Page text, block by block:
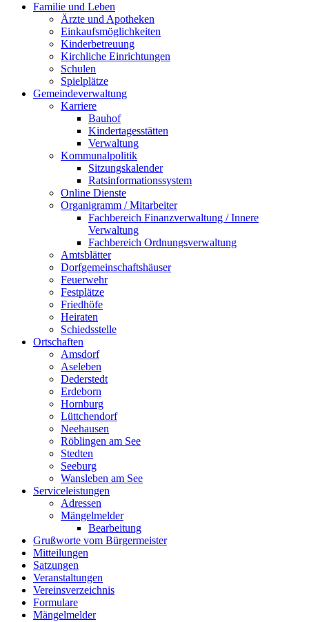
Familie und Leben
Ärzte und Apotheken
Einkaufsmöglichkeiten
Kinderbetreuung
Kirchliche Einrichtungen
Schulen
Spielplätze
Gemeindeverwaltung
Karriere
Bauhof
Kindertagesstätten
Verwaltung
Kommunalpolitik
Sitzungskalender
Ratsinformationssystem
Online Dienste
Organigramm / Mitarbeiter
Fachbereich Finanzverwaltung / Innere
Verwaltung
Fachbereich Ordnungsverwaltung
Amtsblätter
Dorfgemeinschaftshäuser
Feuerwehr
Festplätze
Friedhöfe
Heiraten
Schiedsstelle
Ortschaften
Amsdorf
Aseleben
Dederstedt
Erdeborn
Hornburg
Lüttchendorf
Neehausen
Röblingen am See
Stedten
Seeburg
Wansleben am See
Serviceleistungen
Adressen
Mängelmelder
Bearbeitung
Grußworte vom Bürgermeister
Mitteilungen
Satzungen
Veranstaltungen
Vereinsverzeichnis
Formulare
Mängelmelder